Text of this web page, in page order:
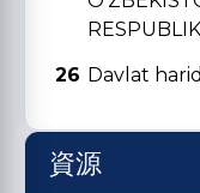
26 Davlat
資源